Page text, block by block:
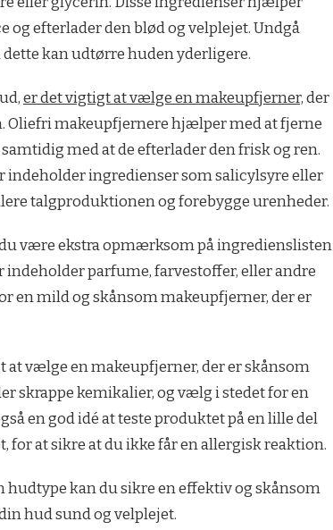
efterlader den blød og velplejet. Undgå
kan udtørre huden yderligere.
er det vigtigt at vælge en makeupfjerner,der
Oliefri makeupfjernere hjælper med at fjerne
med at de efterlader den frisk og ren.
indeholder ingredienser som salicylsyre eller
talgproduktionen og forebygge urenheder.
være ekstra opmærksom på ingredienslisten
parfume, farvestoffer, eller andre
en mild og skånsom makeupfjerner, der er
at vælge en makeupfjerner, der er skånsom
skrappe kemikalier, og vælg i stedet for en
en god idé at teste produktet på en lille del
for at sikre at du ikke får en allergisk reaktion.
kan du sikre en effektiv og skånsom
hud sund og velplejet.